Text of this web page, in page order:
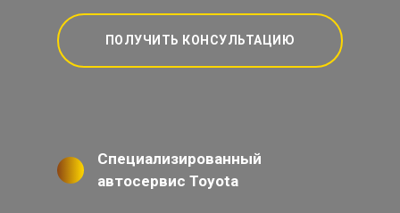
ПОЛУЧИТЬ КОНСУЛЬТАЦИЮ
Специализированный
автосервис Toyota